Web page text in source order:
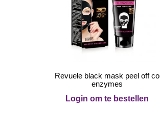
Revuele black mask peel off co
enzymes
Login om te bestellen